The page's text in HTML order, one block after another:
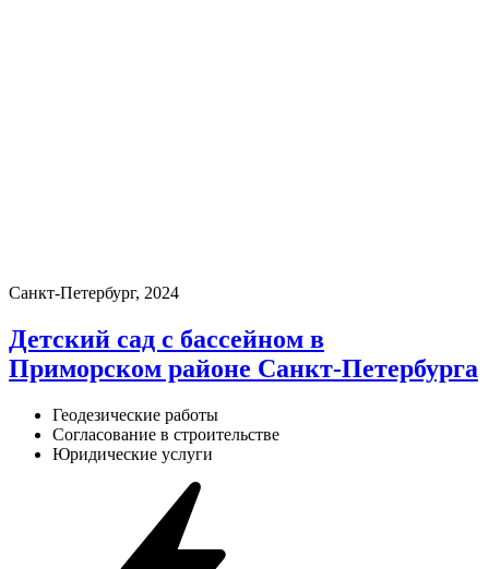
Санкт-Петербург, 2024
Детский сад с бассейном в
Приморском районе Санкт-Петербурга
Геодезические работы
Согласование в строительстве
Юридические услуги